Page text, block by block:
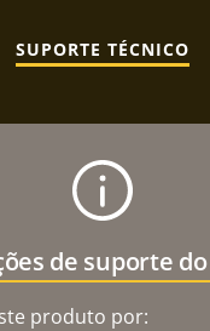
SUPORTE TÉCNICO
de suporte
produto por: